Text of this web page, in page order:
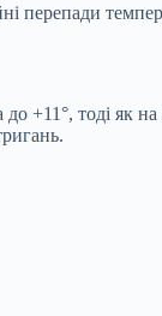
перепади
до +11°, тоді